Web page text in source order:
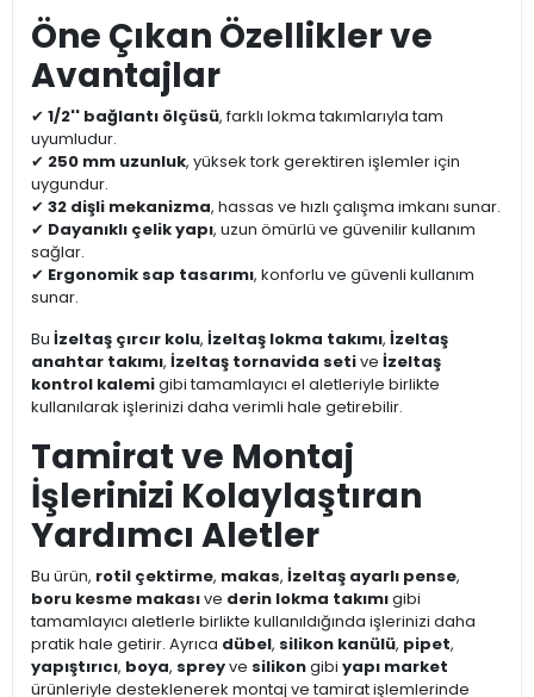
Öne Çıkan Özellikler ve
Avantajlar
✔ 1/2'' bağlantı ölçüsü, farklı lokma takımlarıyla tam
uyumludur.
✔ 250 mm uzunluk, yüksek tork gerektiren işlemler için
uygundur.
✔ 32 dişli mekanizma, hassas ve hızlı çalışma imkanı sunar.
✔ Dayanıklı çelik yapı, uzun ömürlü ve güvenilir kullanım
sağlar.
✔ Ergonomik sap tasarımı, konforlu ve güvenli kullanım
sunar.
Bu İzeltaş çırcır kolu, İzeltaş lokma takımı, İzeltaş
anahtar takımı, İzeltaş tornavida setive İzeltaş
kontrol kalemigibi tamamlayıcı el aletleriyle birlikte
kullanılarak işlerinizi daha verimli hale getirebilir.
Tamirat ve Montaj
İşlerinizi Kolaylaştıran
Yardımcı Aletler
Bu ürün, rotil çektirme, makas, İzeltaş ayarlı pense,
boru kesme makasıve derin lokma takımıgibi
tamamlayıcı aletlerle birlikte kullanıldığında işlerinizi daha
pratik hale getirir. Ayrıca dübel, silikon kanülü, pipet,
yapıştırıcı, boya, spreyve silikongibi yapı market
ürünleriyle desteklenerek montaj ve tamirat işlemlerinde